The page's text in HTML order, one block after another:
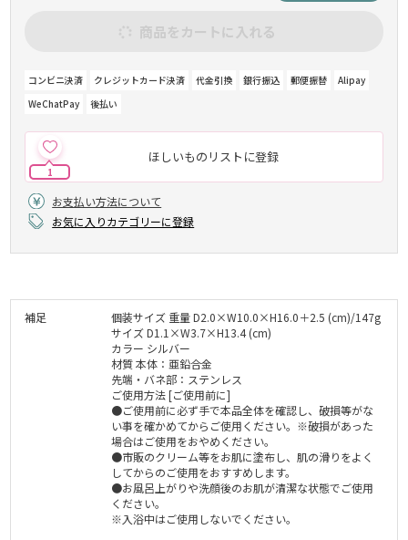
商品をカートに入れる
コンビニ決済 クレジットカード決済 代金引換 銀行振込 郵便振替
Alipay
WeChatPay
後払い
ほしいものリストに登録
1
お支払い方法について
お気に入りカテゴリーに登録
補足
個装サイズ 重量 D2.0×W10.0×H16.0＋2.5 (cm)/147g
サイズ D1.1×W3.7×H13.4 (cm)
カラー シルバー
材質 本体：亜鉛合金
先端・バネ部：ステンレス
ご使用方法 [ご使用前に]
●ご使用前に必ず手で本品全体を確認し、破損等がな
い事を確かめてからご使用ください。※破損があった
場合はご使用をおやめください。
●市販のクリーム等をお肌に塗布し、肌の滑りをよく
してからのご使用をおすすめします。
●お風呂上がりや洗顔後のお肌が清潔な状態でご使用
ください。
※入浴中はご使用しないでください。